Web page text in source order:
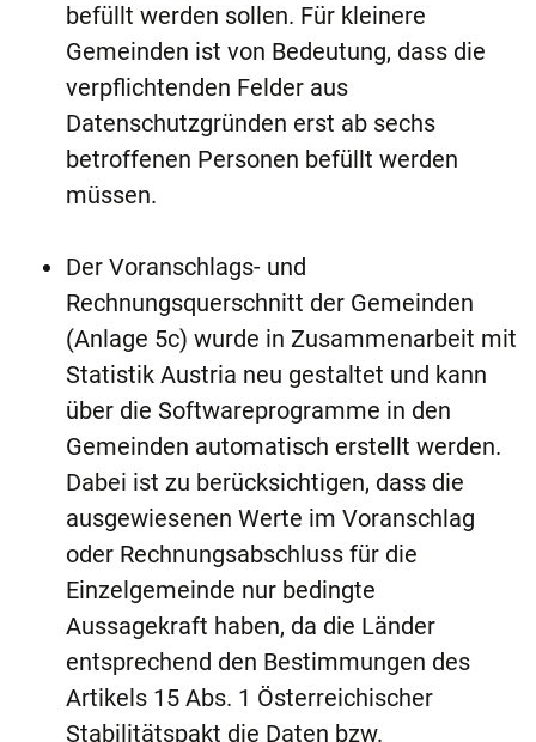
befüllt werden sollen. Für kleinere
Gemeinden ist von Bedeutung, dass die
verpflichtenden Felder aus
Datenschutzgründen erst ab sechs
betroffenen Personen befüllt werden
müssen.
Der Voranschlags- und
Rechnungsquerschnitt der Gemeinden
(Anlage 5c) wurde in Zusammenarbeit mit
Statistik Austria neu gestaltet und kann
über die Softwareprogramme in den
Gemeinden automatisch erstellt werden.
Dabei ist zu berücksichtigen, dass die
ausgewiesenen Werte im Voranschlag
oder Rechnungsabschluss für die
Einzelgemeinde nur bedingte
Aussagekraft haben, da die Länder
entsprechend den Bestimmungen des
Artikels 15 Abs. 1 Österreichischer
Stabilitätspakt die Daten bzw.